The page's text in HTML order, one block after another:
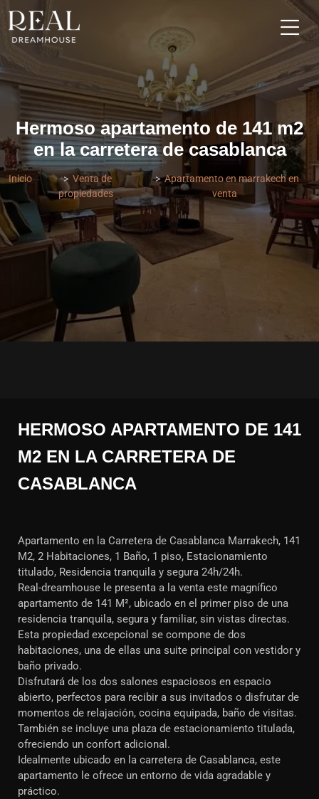
Hermoso apartamento de 141 m2
en la carretera de casablanca
Inicio
Venta de
propiedades
Apartamento en marrakech en
venta
HERMOSO APARTAMENTO DE 141
M2 EN LA CARRETERA DE
CASABLANCA
Apartamento en la Carretera de Casablanca Marrakech, 141
M2, 2 Habitaciones, 1 Baño, 1 piso, Estacionamiento
titulado, Residencia tranquila y segura 24h/24h.
Real-dreamhouse le presenta a la venta este magnífico
apartamento de 141 M², ubicado en el primer piso de una
residencia tranquila, segura y familiar, sin vistas directas.
Esta propiedad excepcional se compone de dos
habitaciones, una de ellas una suite principal con vestidor y
baño privado.
Disfrutará de los dos salones espaciosos en espacio
abierto, perfectos para recibir a sus invitados o disfrutar de
momentos de relajación, cocina equipada, baño de visitas.
También se incluye una plaza de estacionamiento titulada,
ofreciendo un confort adicional.
Idealmente ubicado en la carretera de Casablanca, este
apartamento le ofrece un entorno de vida agradable y
práctico.